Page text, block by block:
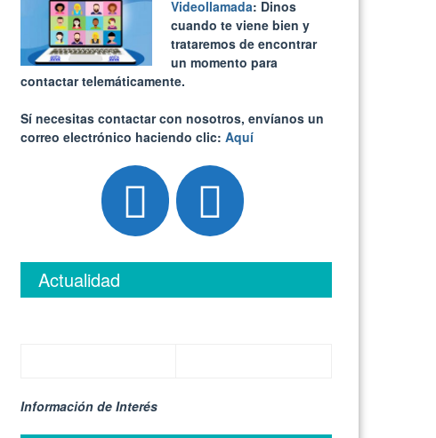
Videollamada: Dinos
cuando te viene bien y
trataremos de encontrar
un momento para
contactar telemáticamente.
Sí necesitas contactar con nosotros, envíanos un
correo electrónico haciendo clic: Aquí
Actualidad
Información de Interés